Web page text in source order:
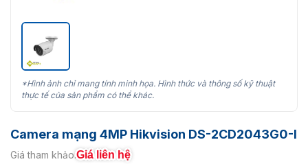
*Hình ảnh chỉ mang tính minh họa. Hình thức và thông số kỹ thuật
thực tế của sản phẩm có thể khác.
Camera mạng 4MP Hikvision DS-2CD2043G0-I
Giá tham khảo:Giá liên hệ